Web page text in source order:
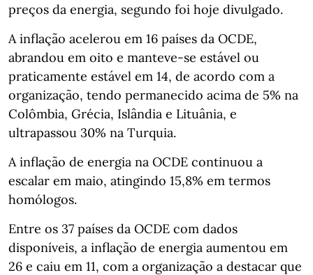
preços da energia, segundo foi hoje divulgado.
A inflação acelerou em 16 países da OCDE,
abrandou em oito e manteve-se estável ou
praticamente estável em 14, de acordo com a
organização, tendo permanecido acima de 5% na
Colômbia, Grécia, Islândia e Lituânia, e
ultrapassou 30% na Turquia.
A inflação de energia na OCDE continuou a
escalar em maio, atingindo 15,8% em termos
homólogos.
Entre os 37 países da OCDE com dados
disponíveis, a inflação de energia aumentou em
26 e caiu em 11, com a organização a destacar que